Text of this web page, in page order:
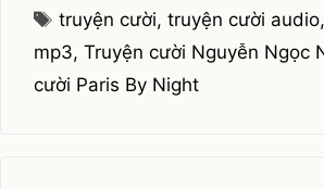
Tags
truyện cười,truyện cười audio
mp3, Truyện cười Nguyễn Ngọc
cười Paris By Night